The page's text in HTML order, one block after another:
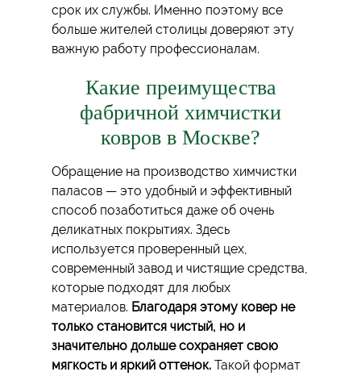
срок их службы. Именно поэтому все
больше жителей столицы доверяют эту
важную работу профессионалам.
Какие преимущества
фабричной химчистки
ковров в Москве?
Обращение на производство химчистки
паласов — это удобный и эффективный
способ позаботиться даже об очень
деликатных покрытиях. Здесь
используется проверенный цех,
современный завод и чистящие средства,
которые подходят для любых
материалов. Благодаря этому ковер не
только становится чистый, но и
значительно дольше сохраняет свою
мягкость и яркий оттенок. Такой формат